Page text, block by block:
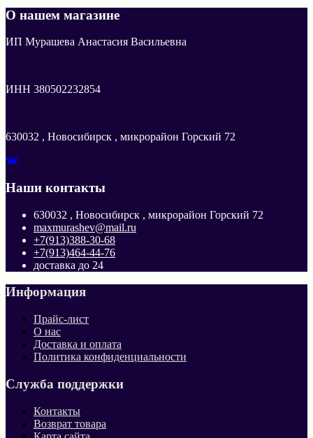
О нашем магазине
ИП Мурашева Анастасия Васильевна
ИНН 380502232854
630032 , Новосибирск , микрорайон Горский 72
Наши контакты
630032 , Новосибирск , микрорайон Горский 72
maxmurashev@mail.ru
+7(913)388-30-68
+7(913)464-44-76
доставка до 24
Информация
Прайс-лист
О нас
Доставка и оплата
Политика конфиденциальности
Служба поддержки
Контакты
Возврат товара